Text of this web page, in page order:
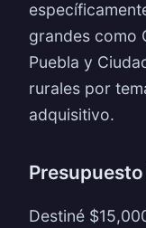
grandes como
Puebla y
rurales por
adquisitivo.
Destiné